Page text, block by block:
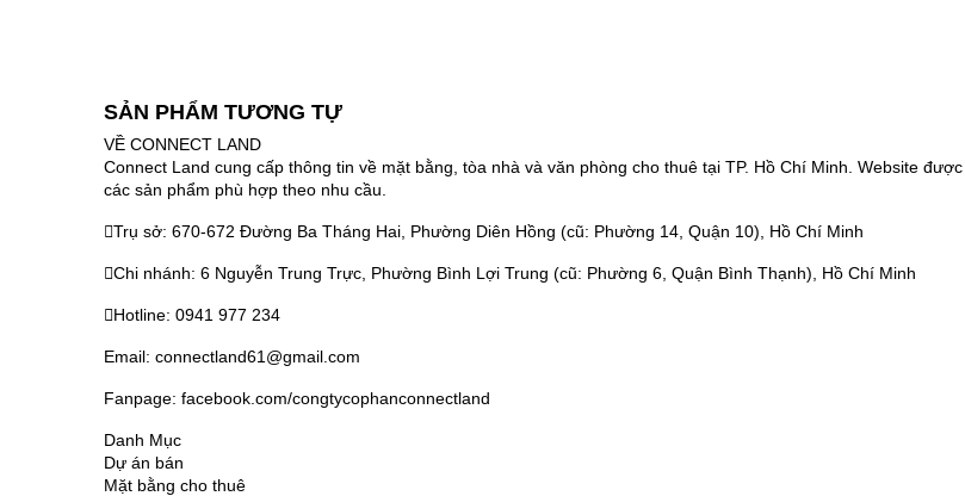
SẢN PHẨM TƯƠNG TỰ
VỀ CONNECT LAND
Connect Land cung cấp thông tin về mặt bằng, tòa nhà và văn phòng cho thuê tại TP. Hồ Chí Minh. Website
các sản phẩm phù hợp theo nhu cầu.
Trụ sở: 670-672 Đường Ba Tháng Hai, Phường Diên Hồng (cũ: Phường 14, Quận 10), Hồ Chí Minh
Chi nhánh: 6 Nguyễn Trung Trực, Phường Bình Lợi Trung (cũ: Phường 6, Quận Bình Thạnh), Hồ Chí Minh
Hotline: 0941 977 234
Email: connectland61@gmail.com
Fanpage: facebook.com/congtycophanconnectland
Danh Mục
Dự án bán
Mặt bằng cho thuê